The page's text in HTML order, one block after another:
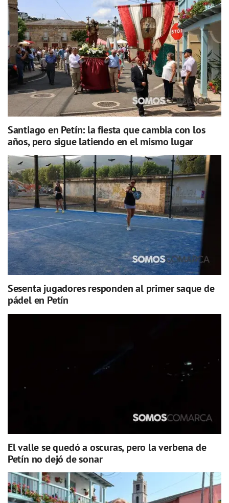
Santiago en Petín: la fiesta que cambia con los
años, pero sigue latiendo en el mismo lugar
Sesenta jugadores responden al primer saque de
pádel en Petín
El valle se quedó a oscuras, pero la verbena de
Petín no dejó de sonar